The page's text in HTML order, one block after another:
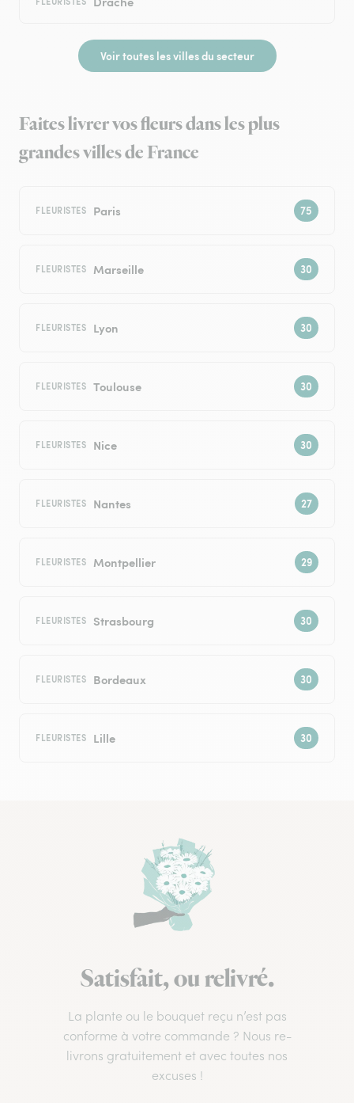
Voir toutes les villes du secteur
Faites livrer vos fleurs dans les plus
grandes villes de France
FLEURISTES Paris
FLEURISTES Marseille
FLEURISTES Lyon
FLEURISTES Toulouse
FLEURISTES Nice
FLEURISTES Nantes
FLEURISTES Montpellier
FLEURISTES Strasbourg
FLEURISTES Bordeaux
FLEURISTES Lille
Satisfait, ou relivré.
La plante ou le bouquet reçu n’est pas
conforme à votre commande ? Nous re-
livrons gratuitement et avec toutes nos
excuses !